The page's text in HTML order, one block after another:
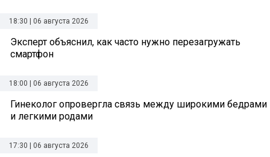
18:30 | 06 августа 2026
Эксперт объяснил, как часто нужно перезагружать
смартфон
18:00 | 06 августа 2026
Гинеколог опровергла связь между широкими бедрами
и легкими родами
17:30 | 06 августа 2026